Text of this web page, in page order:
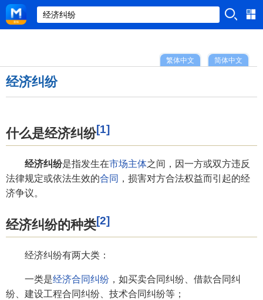
简体中文
繁体中文
经济纠纷
什么是经济纠纷[1]
经济纠纷是指发生在市场主体之间，因一方或双方违反
法律规定或依法生效的合同 ，损害对方合法权益而引起的经
济争议。
经济纠纷的种类[2]
经济纠纷有两大类：
一类是经济合同纠纷 ，如买卖合同纠纷、借款合同纠
纷、建设工程合同纠纷、技术合同纠纷等；